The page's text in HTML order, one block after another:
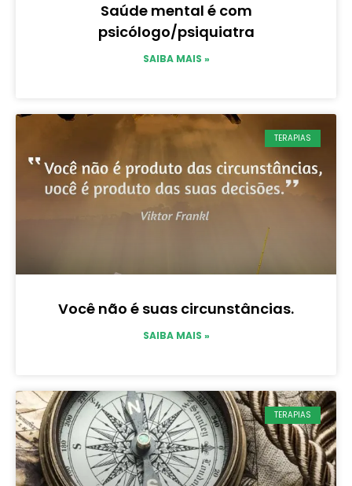
Saúde mental é com
psicólogo/psiquiatra
SAIBA MAIS »
TERAPIAS
Você não é suas circunstâncias.
SAIBA MAIS »
TERAPIAS